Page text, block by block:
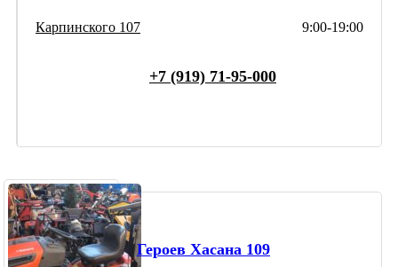
9:00-19:00
Карпинского 107
+7 (919) 71-95-000
Героев Хасана 109